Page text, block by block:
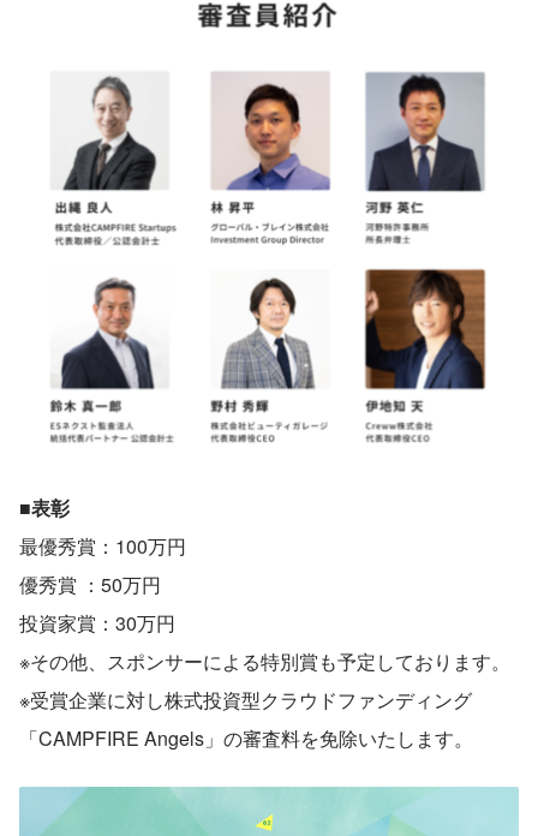
■表彰
最優秀賞：100万円
優秀賞 ：50万円
投資家賞：30万円
※その他、スポンサーによる特別賞も予定しております。
※受賞企業に対し株式投資型クラウドファンディング
「CAMPFIRE Angels」の審査料を免除いたします。